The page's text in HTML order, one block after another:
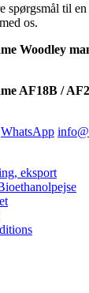
spørgsmål til
os.
Woodley
AF18B /
WhatsApp
eksport